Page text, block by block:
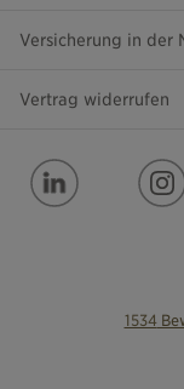
Versicherung in der
Vertrag widerrufen
1534